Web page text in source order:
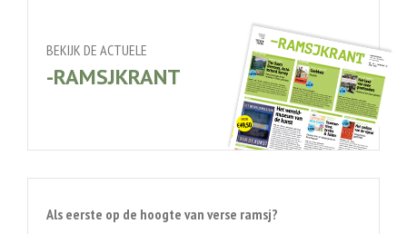
BEKIJK DE ACTUELE
-RAMSJKRANT
Als eerste op de hoogte van verse ramsj?